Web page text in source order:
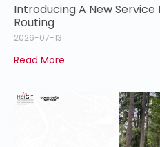
Introducing A New
Routing
2026-07-13
Read More